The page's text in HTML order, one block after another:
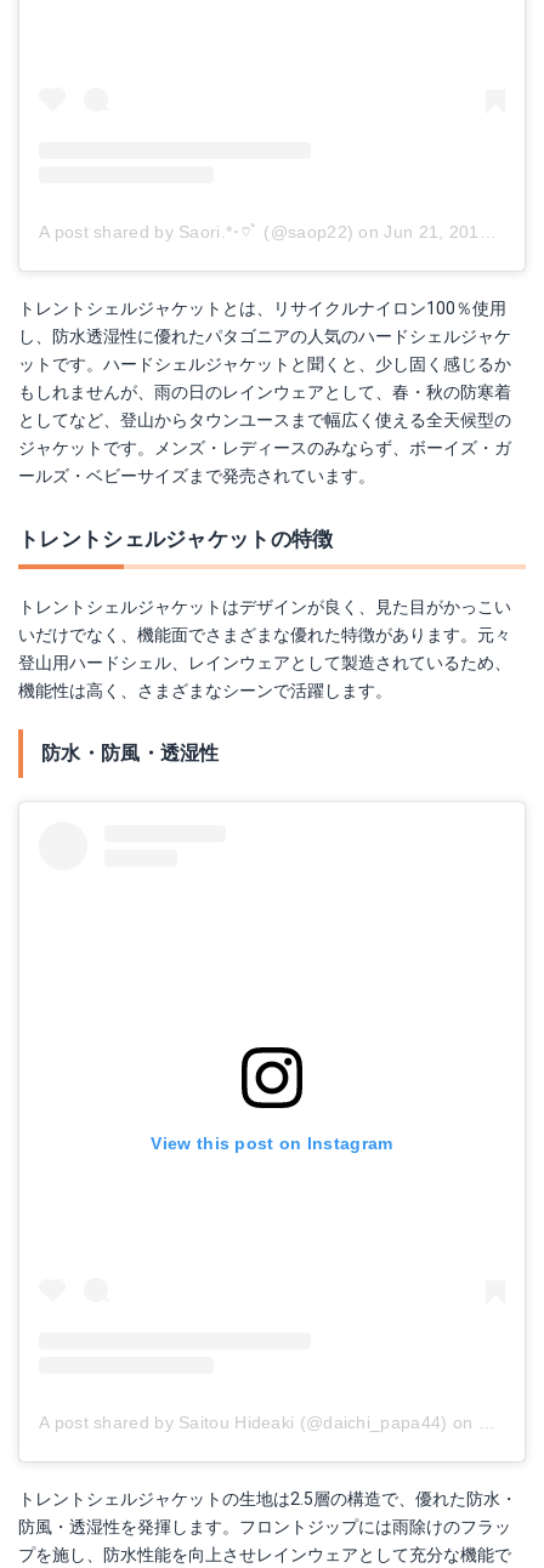
A post shared by Saori.*･♡ﾟ (@saop22) onJun 21, 2018 at 9:27pm PDT
トレントシェルジャケットとは、リサイクルナイロン100％使用
し、防水透湿性に優れたパタゴニアの人気のハードシェルジャケ
ットです。ハードシェルジャケットと聞くと、少し固く感じるか
もしれませんが、雨の日のレインウェアとして、春・秋の防寒着
としてなど、登山からタウンユースまで幅広く使える全天候型の
ジャケットです。メンズ・レディースのみならず、ボーイズ・ガ
ールズ・ベビーサイズまで発売されています。
トレントシェルジャケットの特徴
トレントシェルジャケットはデザインが良く、見た目がかっこい
いだけでなく、機能面でさまざまな優れた特徴があります。元々
登山用ハードシェル、レインウェアとして製造されているため、
機能性は高く、さまざまなシーンで活躍します。
防水・防風・透湿性
View this post on Instagram
A post shared by Saitou Hideaki (@daichi_papa44) on Oct 13,
トレントシェルジャケットの生地は2.5層の構造で、優れた防水・
防風・透湿性を発揮します。フロントジップには雨除けのフラッ
プを施し、防水性能を向上させレインウェアとして充分な機能で